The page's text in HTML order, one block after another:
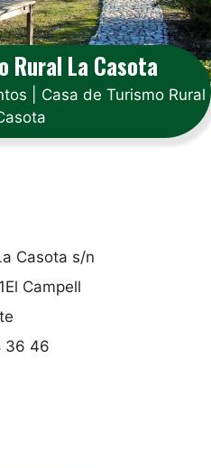
Rural La Casota
Casa de Turismo Rural
Casota s/n
El Campell
36 46